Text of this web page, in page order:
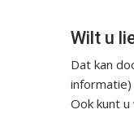
Wilt u
Dat kan
Ook kunt